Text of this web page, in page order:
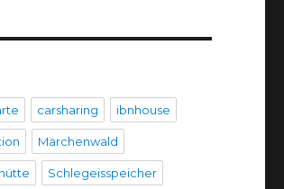
carsharing ibnhouse
Märchenwald
Schlegeisspeicher